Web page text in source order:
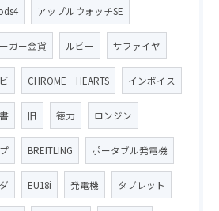
アップルウォッチSE
ガー金貨 ルビー サファイヤ
CHROME HEARTS インボイス
旧 徳力 ロンジン
BREITLING ポータブル発電機
EU18i 発電機 タブレット